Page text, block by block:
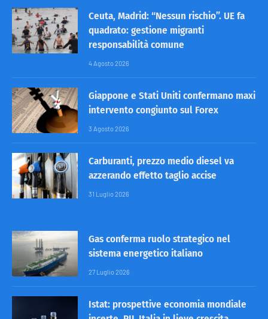
Ceuta, Madrid: “Nessun rischio”. UE fa
quadrato: gestione migranti
responsabilità comune
4 Agosto 2026
Giappone e Stati Uniti confermano maxi
intervento congiunto sul Forex
3 Agosto 2026
Carburanti, prezzo medio diesel va
azzerando effetto taglio accise
31 Luglio 2026
Gas conferma ruolo strategico nel
sistema energetico italiano
27 Luglio 2026
Istat: prospettive economia mondiale